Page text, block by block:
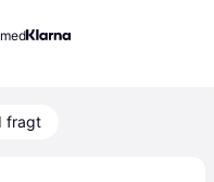
fragt